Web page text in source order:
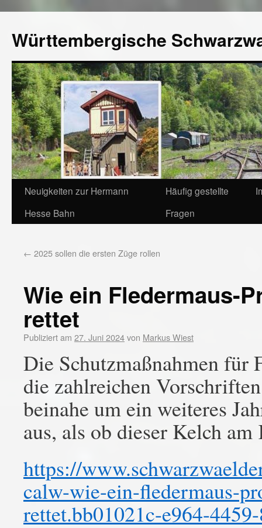
Württembergische
Neuigkeiten zur Hermann
Hesse Bahn
Häufig gestellte
Fragen
← 2025 sollen die ersten Züge rollen
Wie ein Fledermaus-
rettet
Publiziert am 27. Juni 2024von Markus Wiest
Die Schutzmaßnahmen für
die zahlreichen
beinahe um ein weiteres
aus, als ob dieser Kelch
https://
calw-wie-ein-fledermaus-
rettet.bb01021c-e964-